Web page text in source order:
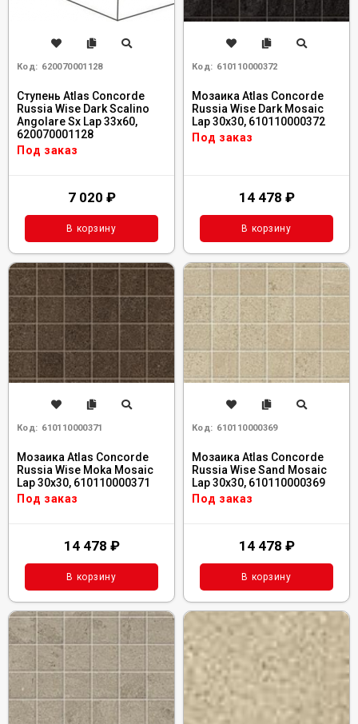
Код: 620070001128
Ступень Atlas Concorde
Russia Wise Dark Scalino
Angolare Sx Lap 33x60,
620070001128
Под заказ
7 020 ₽
В корзину
Код: 610110000372
Мозаика Atlas Concorde
Russia Wise Dark Mosaic
Lap 30x30, 610110000372
Под заказ
14 478 ₽
В корзину
Код: 610110000371
Мозаика Atlas Concorde
Russia Wise Moka Mosaic
Lap 30x30, 610110000371
Под заказ
14 478 ₽
В корзину
Код: 610110000369
Мозаика Atlas Concorde
Russia Wise Sand Mosaic
Lap 30x30, 610110000369
Под заказ
14 478 ₽
В корзину